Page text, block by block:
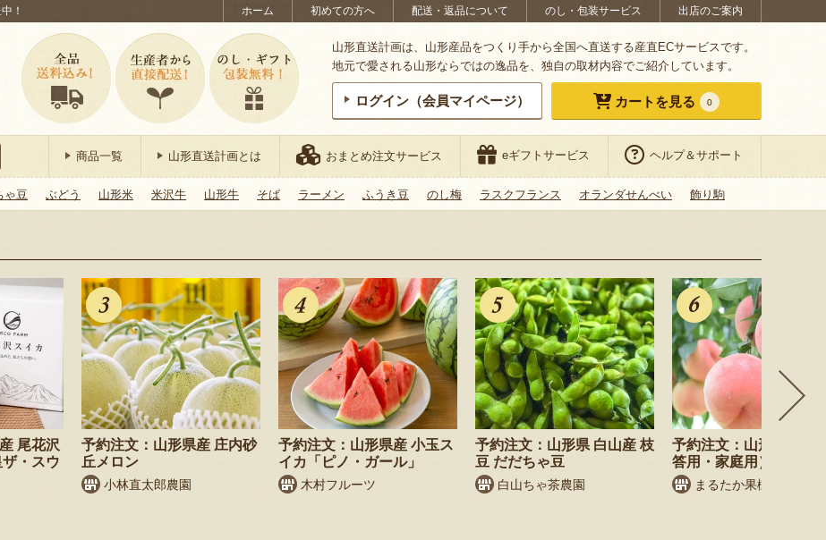
ホーム 初めての方へ 配送・返品について のし・包装サービス 出店のご案内
！
山形直送計画は、山形産品をつくり手から全国へ直送する産直ECサービスです。
地元で愛される山形ならではの逸品を、独自の取材内容でご紹介しています。
ログイン（会員マイページ） カートを見る 0
商品一覧 山形直送計画とは おまとめ注文サービス eギフトサービス ヘルプ＆サポート
ゃ豆 ぶどう 山形米 米沢牛 山形牛 そば ラーメン ふうき豆 のし梅 ラスクフランス オランダせんべい 飾り駒
尾花沢
・スウ
予約注文：山形県産 庄内砂
丘メロン
小林直太郎農園
予約注文：山形県産 小玉ス
イカ「ピノ・ガール」
木村フルーツ
予約注文：山形県 白山産 枝
豆 だだちゃ豆
白山ちゃ茶農園
予約注文：山形県産 桃
答用・家庭用）
まるたか果樹園